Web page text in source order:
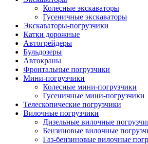
Колесные экскаваторы
Гусеничные экскаваторы
Экскаваторы-погрузчики
Катки дорожные
Автогрейдеры
Бульдозеры
Автокраны
Фронтальные погрузчики
Мини-погрузчики
Колесные мини-погрузчики
Гусеничные мини-погрузчики
Телескопические погрузчики
Вилочные погрузчики
Дизельные вилочные
Бензиновые вилочные
Газ-бензиновые вилочные